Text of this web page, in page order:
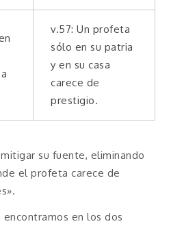
v.57: Un profeta
sólo en su patria
y en su casa
carece de
prestigio.
su fuente, eliminando
el profeta carece de
en los dos